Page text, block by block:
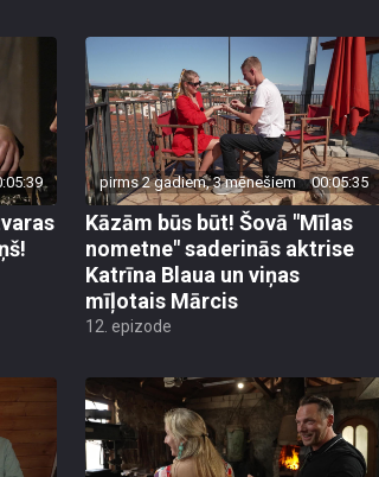
pirms 2 gadiem, 3 mēnešiem 00:05:35
Kāzām būs būt! Šovā "Mīlas
nometne" saderinās aktrise
Katrīna Blaua un viņas
mīļotais Mārcis
12. epizode